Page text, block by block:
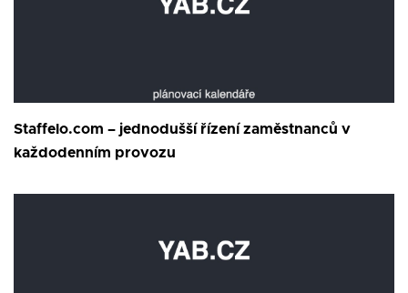
Staffelo.com – jednodušší řízení zaměstnanců v
každodenním provozu